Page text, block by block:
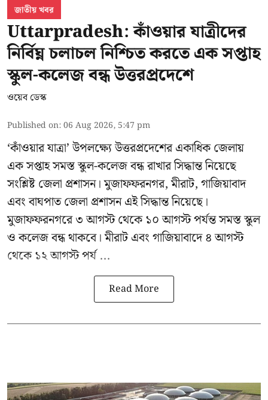
জাতীয় খবর
Uttarpradesh: কাঁওয়ার যাত্রীদের
নির্বিঘ্ন চলাচল নিশ্চিত করতে এক সপ্তাহ
স্কুল-কলেজ বন্ধ উত্তরপ্রদেশে
ওয়েব ডেস্ক
Published on:06 Aug 2026, 5:47 pm
‘কাঁওয়ার যাত্রা’উপলক্ষ্যে উত্তরপ্রদেশের একাধিক জেলায়
এক সপ্তাহ সমস্ত স্কুল-কলেজ বন্ধ রাখার সিদ্ধান্ত নিয়েছে
সংশ্লিষ্ট জেলা প্রশাসন। মুজাফফরনগর, মীরাট, গাজিয়াবাদ
এবং বাঘপাত জেলা প্রশাসন এই সিদ্ধান্ত নিয়েছে।
মুজাফফরনগরে ৩ আগস্ট থেকে ১০ আগস্ট পর্যন্ত সমস্ত স্কুল
ও কলেজ বন্ধ থাকবে। মীরাট এবং গাজিয়াবাদে ৪ আগস্ট
থেকে ১২ আগস্ট পর্য ...
Read More